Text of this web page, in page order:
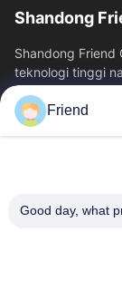
Shandong
Shandong Friend
teknologi tinggi
instrumentasi,
Tautan Cepat
Wisata Pabrik
Friend
Good day, what